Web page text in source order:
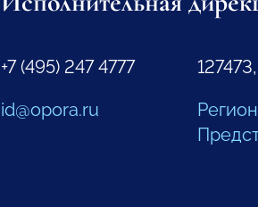
+7 (495) 247 4777
id@opora.ru